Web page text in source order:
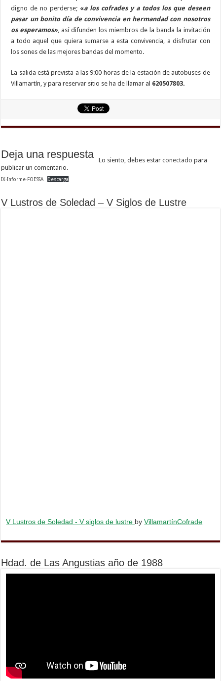
digno de no perderse; «a los cofrades y a todos los que deseen
pasar un bonito día de convivencia en hermandad con nosotros
os esperamos» , así difunden los miembros de la banda la invitación
a todo aquel que quiera sumarse a esta convivencia, a disfrutar con
los sones de las mejores bandas del momento.
La salida está prevista a las 9:00 horas de la estación de autobuses de
Villamartín, y para reservar sitio se ha de llamar al 620507803.
Deja una respuesta Lo siento, debes estarconectado para
publicar un comentario.
IX-Informe-FOESSA Descarga
V Lustros de Soledad – V Siglos de Lustre
V Lustros de Soledad - V siglos de lustre byVillamartínCofrade
Hdad. de Las Angustias año de 1988